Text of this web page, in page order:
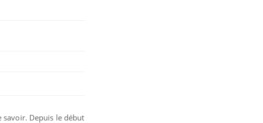
savoir. Depuis le début